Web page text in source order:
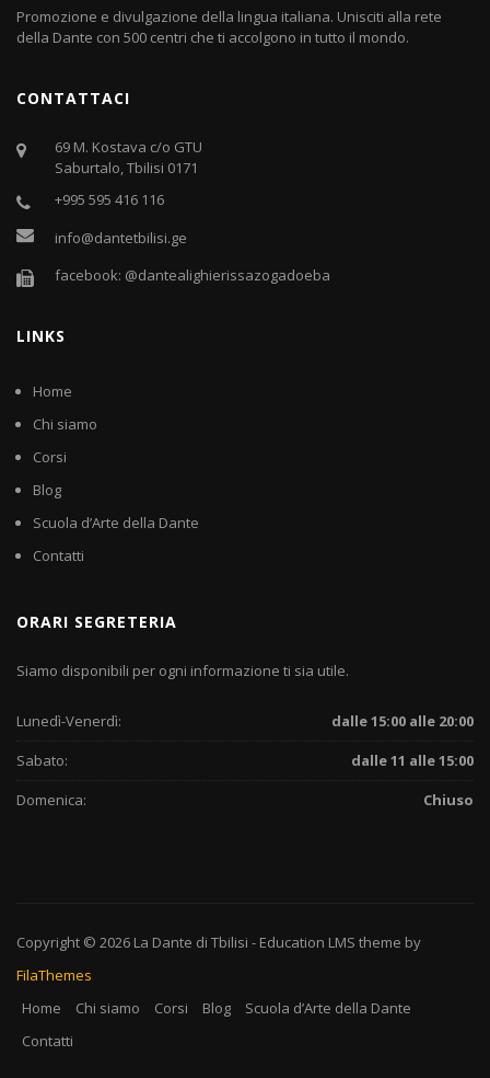
Promozione e divulgazione della lingua italiana. Unisciti alla rete
della Dante con 500 centri che ti accolgono in tutto il mondo.
CONTATTACI
69 M. Kostava c/o GTU
Saburtalo, Tbilisi 0171
+995 595 416 116
info@dantetbilisi.ge
facebook: @dantealighierissazogadoeba
LINKS
Home
Chi siamo
Corsi
Blog
Scuola d’Arte della Dante
Contatti
ORARI SEGRETERIA
Siamo disponibili per ogni informazione ti sia utile.
Lunedì-Venerdì:
dalle 15:00 alle 20:00
Sabato:
dalle 11 alle 15:00
Domenica:
Chiuso
Copyright © 2026 La Dante di Tbilisi - Education LMS theme by
FilaThemes
Home
Chi siamo Corsi Blog
Scuola d’Arte della Dante
Contatti